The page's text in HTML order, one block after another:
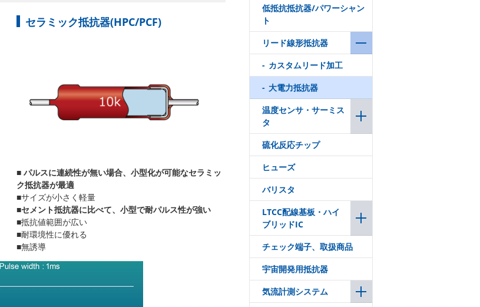
セラミック抵抗器(HPC/PCF)
■ パルスに連続性が無い場合、小型化が可能なセラミッ
ク抵抗器が最適
■サイズが小さく軽量
■セメント抵抗器に比べて、小型で耐パルス性が強い
■抵抗値範囲が広い
■耐環境性に優れる
■無誘導
低抵抗抵抗器/パワーシャン
ト
リード線形抵抗器
カスタムリード加工
大電力抵抗器
温度センサ・サーミス
タ
硫化反応チップ
ヒューズ
バリスタ
LTCC配線基板・ハイ
ブリッドIC
チェック端子、取扱商品
宇宙開発用抵抗器
気流計測システム